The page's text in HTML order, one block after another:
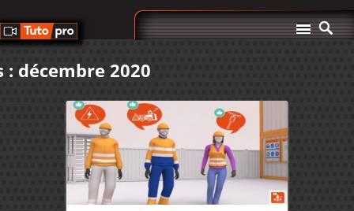
: décembre 2020